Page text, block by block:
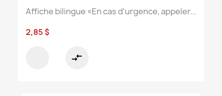
Affiche bilingue «En cas d'urgence, appeler...
2,85 $
compare_arrows